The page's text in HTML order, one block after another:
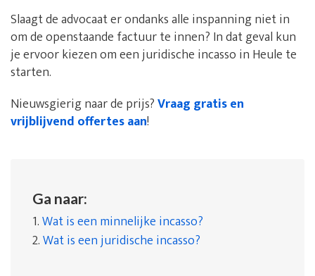
Slaagt de advocaat er ondanks alle inspanning niet in
om de openstaande factuur te innen? In dat geval kun
je ervoor kiezen om een juridische incasso in Heule te
starten.
Nieuwsgierig naar de prijs?Vraag gratis en
vrijblijvend offertes aan!
Ga naar:
1.Wat is een minnelijke incasso?
2.Wat is een juridische incasso?